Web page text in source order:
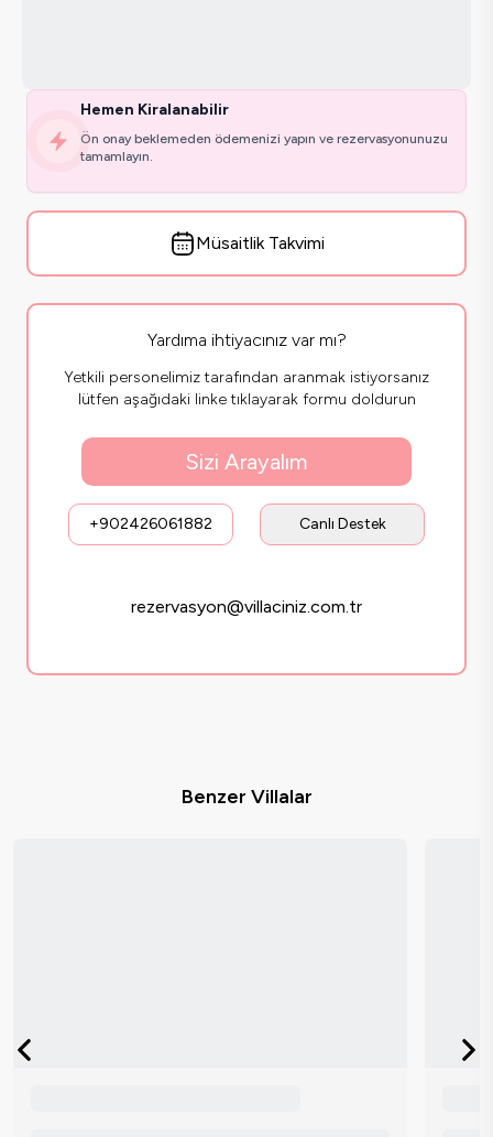
Hemen Kiralanabilir
Ön onay beklemeden ödemenizi yapın ve rezervasyonunuzu
tamamlayın.
Müsaitlik Takvimi
Yardıma ihtiyacınız var mı?
Yetkili personelimiz tarafından aranmak istiyorsanız
lütfen aşağıdaki linke tıklayarak formu doldurun
Sizi Arayalım
+902426061882 Canlı Destek
rezervasyon@villaciniz.com.tr
Benzer Villalar